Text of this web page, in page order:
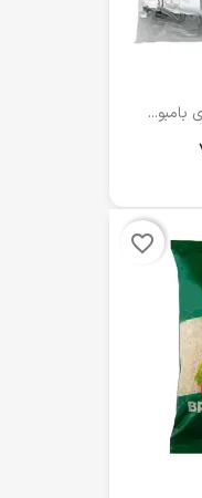
favorite_border